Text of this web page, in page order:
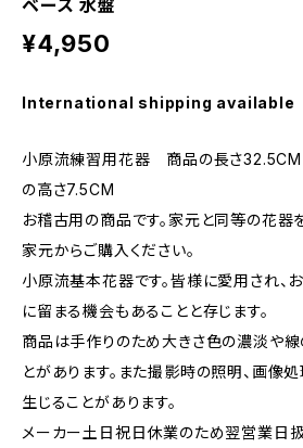
ベース 水盤
¥4,950
International shipping available
小原流練習用花器 商品の長さ
の高さ7.5CM
お稽古用の商品です。家元と同等の花
家元からご購入ください。
小原流基本花器です。皆様に愛用され、
に留まる機会もあることと存じます。
商品は手作りのため大きさ色の濃淡や
とがあります。また撮影時の照明、画像
生じることがあります。
メーカー土日祝日休業のため翌営業日扱